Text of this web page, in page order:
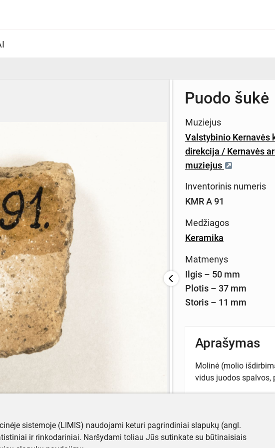
Puodo šukė
Muziejus
Valstybinio Kernavės
direkcija / Kernavės
muziejus
Inventorinis numeris
KMR A 91
Medžiagos
Keramika
Matmenys
Ilgis – 50 mm
Plotis – 37 mm
Storis – 11 mm
Aprašymas
Molinė (molio
vidus juodos spalvos,
Turite daugiau
Parašykite mums!
sistemoje (LIMIS) naudojami keturi pagrindiniai slapukų (angl.
ir rinkodariniai. Naršydami toliau Jūs sutinkate su būtinaisiais